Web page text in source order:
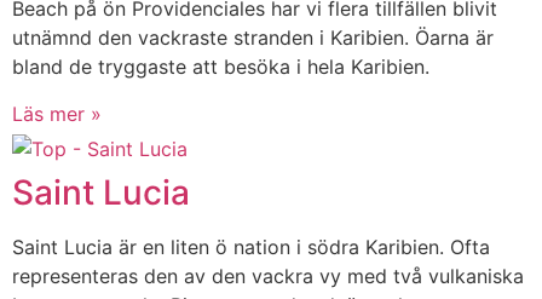
Beach på ön Providenciales har vi flera tillfällen blivit
utnämnd den vackraste stranden i Karibien. Öarna är
bland de tryggaste att besöka i hela Karibien.
Läs mer »
Saint Lucia
Saint Lucia är en liten ö nation i södra Karibien. Ofta
representeras den av den vackra vy med två vulkaniska